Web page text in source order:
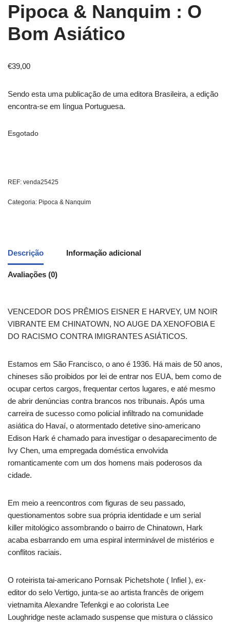
Pipoca & Nanquim : O
Bom Asiático
€39,00
Sendo esta uma publicação de uma editora Brasileira, a edição
encontra-se em língua Portuguesa.
Esgotado
REF: venda25425
Categoria: Pipoca & Nanquim
Descrição Informação adicional
Avaliações (0)
VENCEDOR DOS PRÊMIOS EISNER E HARVEY, UM NOIR
VIBRANTE EM CHINATOWN, NO AUGE DA XENOFOBIA E
DO RACISMO CONTRA IMIGRANTES ASIÁTICOS.
Estamos em São Francisco, o ano é 1936. Há mais de 50 anos,
chineses são proibidos por lei de entrar nos EUA, bem como de
ocupar certos cargos, frequentar certos lugares, e até mesmo
de abrir denúncias contra brancos nos tribunais. Após uma
carreira de sucesso como policial infiltrado na comunidade
asiática do Havaí, o atormentado detetive sino-americano
Edison Hark é chamado para investigar o desaparecimento de
Ivy Chen, uma empregada doméstica envolvida
romanticamente com um dos homens mais poderosos da
cidade.
Em meio a reencontros com figuras de seu passado,
questionamentos sobre sua própria identidade e um serial
killer mitológico assombrando o bairro de Chinatown, Hark
acaba esbarrando em uma espiral interminável de mistérios e
conflitos raciais.
O roteirista tai-americano Pornsak Pichetshote ( Infiel ), ex-
editor do selo Vertigo, junta-se ao artista francês de origem
vietnamita Alexandre Tefenkgi e ao colorista Lee
Loughridge neste aclamado suspense que mistura o clássico